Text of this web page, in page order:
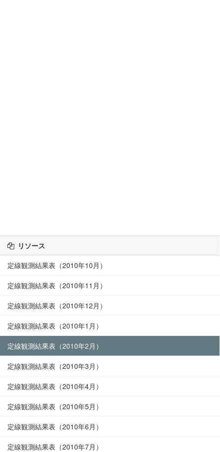
リソース
定線観測結果表（2010年10月）
定線観測結果表（2010年11月）
定線観測結果表（2010年12月）
定線観測結果表（2010年1月）
定線観測結果表（2010年2月）
定線観測結果表（2010年3月）
定線観測結果表（2010年4月）
定線観測結果表（2010年5月）
定線観測結果表（2010年6月）
定線観測結果表（2010年7月）